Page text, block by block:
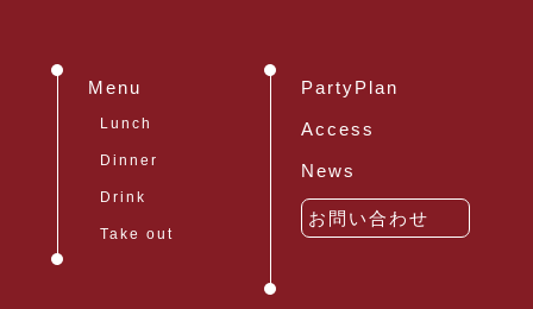
Menu
Lunch
Dinner
Drink
Take out
PartyPlan
Access
News
お問い合わせ